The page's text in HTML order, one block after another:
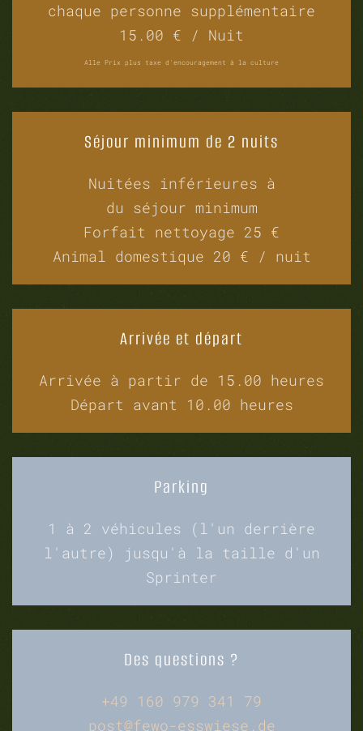
chaque personne supplémentaire
15.00 € / Nuit
Alle Prix plus taxe d'encouragement à la culture
Séjour minimum de 2 nuits
Nuitées inférieures à
du séjour minimum
Forfait nettoyage 25 €
Animal domestique 20 € / nuit
Arrivée et départ
Arrivée à partir de 15.00 heures
Départ avant 10.00 heures
Parking
1 à 2 véhicules (l'un derrière
l'autre) jusqu'à la taille d'un
Sprinter
Des questions ?
+49 160 979 341 79
post@fewo-esswiese.de